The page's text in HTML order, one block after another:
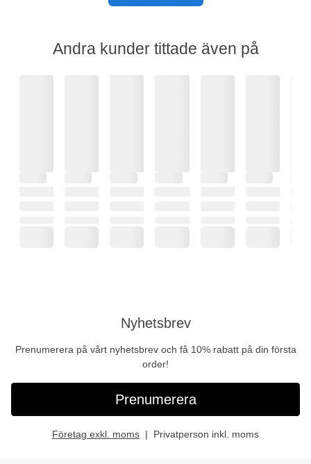
Andra kunder tittade även på
Nyhetsbrev
Prenumerera på vårt nyhetsbrev och få 10% rabatt på din första
order!
Prenumerera
Företag exkl. moms Privatperson inkl. moms